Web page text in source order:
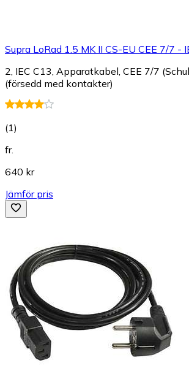
Supra LoRad 1.5 MK II CS-EU CEE 7/7 -
2, IEC C13, Apparatkabel, CEE 7/7
(försedd med kontakter)
(1)
fr.
640 kr
Jämför pris